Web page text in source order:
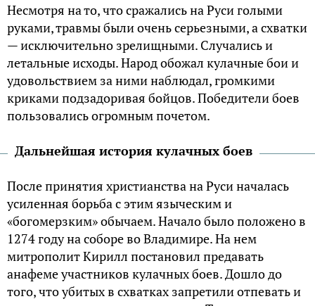
Несмотря на то, что сражались на Руси голыми
руками, травмы были очень серьезными, а схватки
— исключительно зрелищными. Случались и
летальные исходы. Народ обожал кулачные бои и
удовольствием за ними наблюдал, громкими
криками подзадоривая бойцов. Победители боев
пользовались огромным почетом.
Дальнейшая история кулачных боев
После принятия христианства на Руси началась
усиленная борьба с этим языческим и
«богомерзким» обычаем. Начало было положено в
1274 году на соборе во Владимире. На нем
митрополит Кирилл постановил предавать
анафеме участников кулачных боев. Дошло до
того, что убитых в схватках запретили отпевать и